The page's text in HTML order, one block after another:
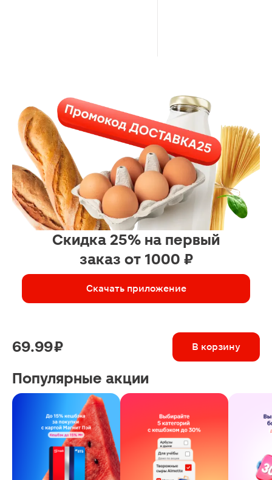
Скидка 25% на первый
заказ от 1000 ₽
Скачать приложение
69.99 ₽ В корзину
Популярные акции